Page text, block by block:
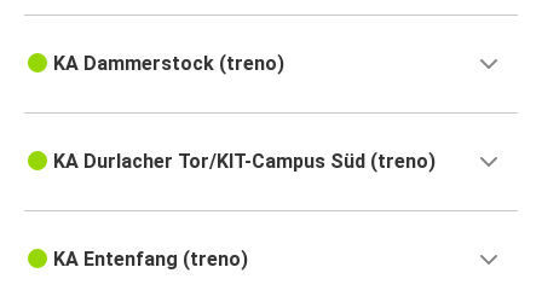
KA Dammerstock (treno)
KA Durlacher Tor/KIT-Campus Süd (treno)
KA Entenfang (treno)